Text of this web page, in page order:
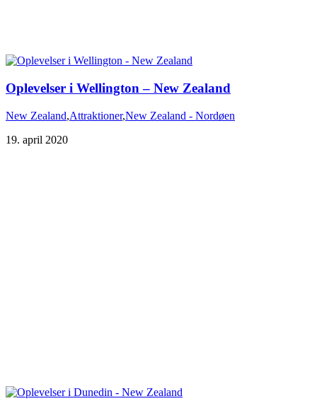
Oplevelser i Wellington – New Zealand
New Zealand,Attraktioner,New Zealand - Nordøen
19. april 2020